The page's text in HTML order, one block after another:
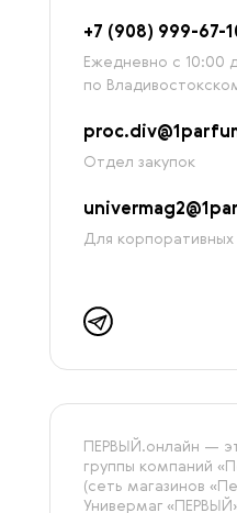
+7 (908) 999-67-
Ежедневно с 10:00
по
Отдел закупок
Для корпоративных
ПЕРВЫЙ.онлайн —
группы компаний
(сеть магазинов
Универмаг